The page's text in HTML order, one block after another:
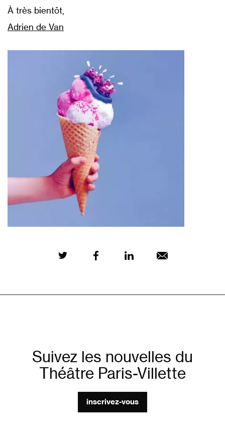
À très bientôt,
Adrien de Van
Suivez les nouvelles du
Théâtre Paris-Villette
inscrivez-vous